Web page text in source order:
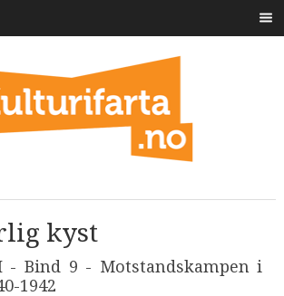
kyst
- Bind 9 - Motstandskampen i
1942